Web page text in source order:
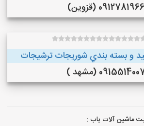
(قزوین)
و بسته بندي شوريجات ترشيجات
(مشهد )
ماشین آلات یاب :